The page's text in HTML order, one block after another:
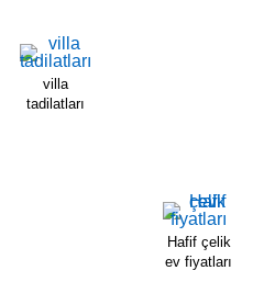
villa
tadilatları
Hafif çelik
ev fiyatları